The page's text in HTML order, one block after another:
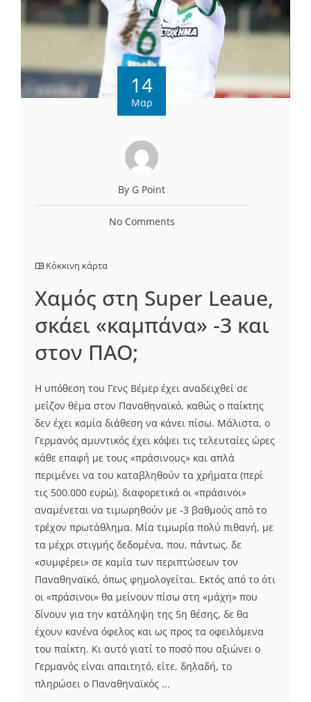
14
Μαρ
By G Point
No Comments
Κόκκινη κάρτα
Χαμός στη Super Leaue,
σκάει «καμπάνα» -3 και
στον ΠΑΟ;
H υπόθεση του Γενς Βέμερ έχει αναδειχθεί σε
μείζον θέμα στον Παναθηναϊκό, καθώς ο παίκτης
δεν έχει καμία διάθεση να κάνει πίσω. Μάλιστα, ο
Γερμανός αμυντικός έχει κόψει τις τελευταίες ώρες
κάθε επαφή με τους «πράσινους» και απλά
περιμένει να του καταβληθούν τα χρήματα (περί
τις 500.000 ευρώ), διαφορετικά οι «πράσινοι»
αναμένεται να τιμωρηθούν με -3 βαθμούς από το
τρέχον πρωτάθλημα. Μία τιμωρία πολύ πιθανή, με
τα μέχρι στιγμής δεδομένα, που, πάντως, δε
«συμφέρει» σε καμία των περιπτώσεων τον
Παναθηναϊκό, όπως φημολογείται. Εκτός από το ότι
οι «πράσινοι» θα μείνουν πίσω στη «μάχη» που
δίνουν για την κατάληψη της 5η θέσης, δε θα
έχουν κανένα όφελος και ως προς τα οφειλόμενα
του παίκτη. Κι αυτό γιατί το ποσό που αξιώνει ο
Γερμανός είναι απαιτητό, είτε, δηλαδή, το
πληρώσει ο Παναθηναϊκός ...